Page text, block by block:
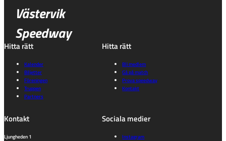
Västervik
Speedway
Hitta rätt
Kalender
Biljetter
Föreningen
Truppen
Partners
Hitta rätt
Bli medlem
Gå på match
Prova speedway
Kontakt
Kontakt
Ljungheden 1
Sociala medier
Instagram